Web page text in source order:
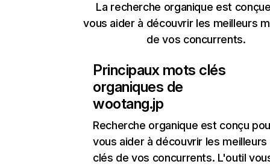
La recherche organique est
vous aider à découvrir les meilleurs
de vos concurrents.
Principaux mots clés
organiques de
wootang.jp
Recherche organique est conçu
vous aider à découvrir les
clés de vos concurrents. L'outil